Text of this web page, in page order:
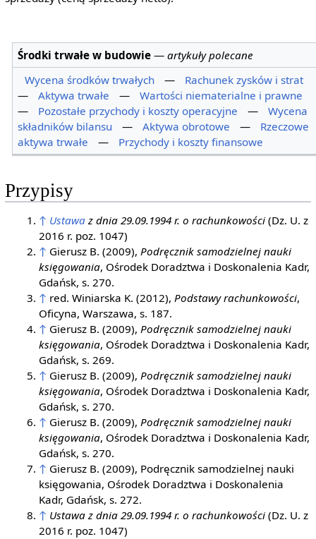
Środki trwałe w budowie —artykuły polecane
Wycena środków trwałych
—
Rachunek zysków i strat
—
Aktywa trwałe —
Wartości niematerialne i prawne
—
Pozostałe przychody i koszty operacyjne —
Wycena
składników bilansu
— Aktywa obrotowe —
Rzeczowe
aktywa trwałe
— Przychody i koszty finansowe
Przypisy
↑ Ustawaz dnia 29.09.1994 r. o rachunkowości (Dz. U. z
2016 r. poz. 1047)
↑ Gierusz B. (2009),Podręcznik samodzielnej nauki
księgowania, Ośrodek Doradztwa i Doskonalenia Kadr,
Gdańsk, s. 270.
↑ red. Winiarska K. (2012),Podstawy rachunkowości,
Oficyna, Warszawa, s. 187.
↑ Gierusz B. (2009),Podręcznik samodzielnej nauki
księgowania, Ośrodek Doradztwa i Doskonalenia Kadr,
Gdańsk, s. 269.
↑ Gierusz B. (2009),Podręcznik samodzielnej nauki
księgowania, Ośrodek Doradztwa i Doskonalenia Kadr,
Gdańsk, s. 270.
↑ Gierusz B. (2009),Podręcznik samodzielnej nauki
księgowania, Ośrodek Doradztwa i Doskonalenia Kadr,
Gdańsk, s. 270.
↑ Gierusz B. (2009), Podręcznik samodzielnej nauki
księgowania, Ośrodek Doradztwa i Doskonalenia
Kadr, Gdańsk, s. 272.
↑ Ustawa z dnia 29.09.1994 r. o rachunkowości (Dz. U. z
2016 r. poz. 1047)